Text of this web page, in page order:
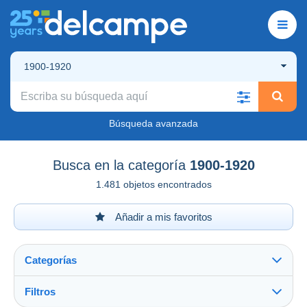
1900-1920
Búsqueda avanzada
Busca en la categoría 1900-1920
1.481 objetos encontrados
Añadir a mis favoritos
Categorías
Filtros